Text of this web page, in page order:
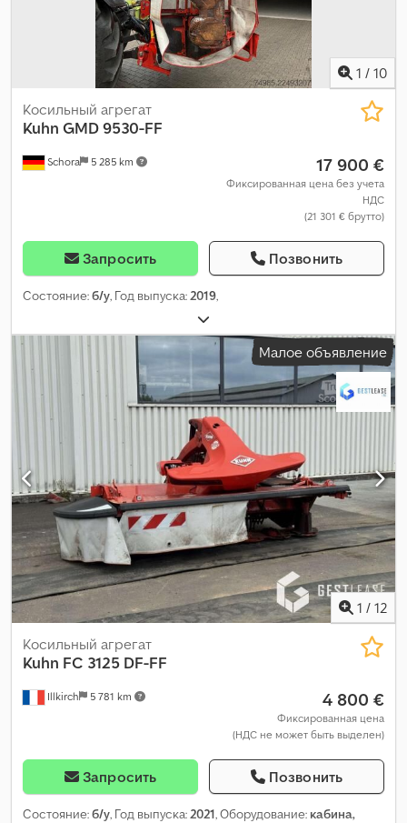
1 / 10
Schora 5 285 km
Косильный агрегат
Kuhn GMD 9530-FF
17 900 €
Фиксированная цена без учета
НДС
(21 301 € брутто)
Запросить Позвонить
Состояние:б/у, Год выпуска: 2019,
Малое объявление
1 / 12
Illkirch 5 781 km
Косильный агрегат
Kuhn FC 3125 DF-FF
4 800 €
Фиксированная цена
(НДС не может быть выделен)
Запросить Позвонить
Состояние:б/у, Год выпуска:2021, Оборудование: кабина,